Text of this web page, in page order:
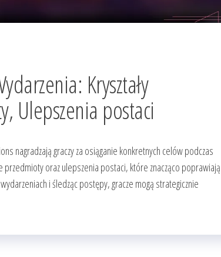
Kryształy
Ulepszenia postaci
nagradzają graczy za osiąganie konkretnych celów podczas
oraz ulepszenia postaci, które znacząco poprawiają
i śledząc postępy, gracze mogą strategicznie